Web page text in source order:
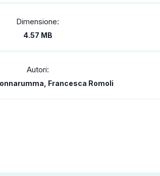
Dimensione:
4.57 MB
Autori:
Francesca Romoli